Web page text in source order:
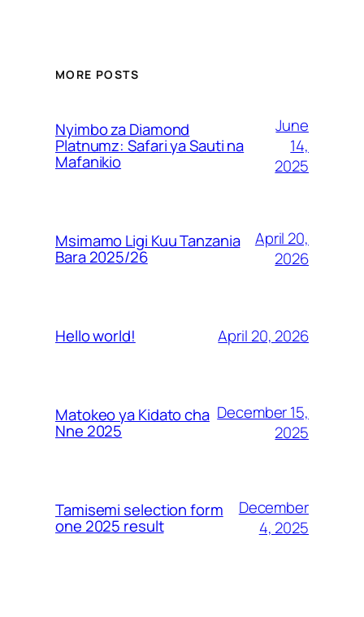
MORE POSTS
Nyimbo za Diamond
Platnumz: Safari ya Sauti na
Mafanikio
June
14,
2025
Msimamo Ligi Kuu Tanzania
Bara 2025/26
April 20,
2026
Hello world! April 20, 2026
Matokeo ya Kidato cha
Nne 2025
December 15,
2025
Tamisemi selection form
one 2025 result
December
4, 2025